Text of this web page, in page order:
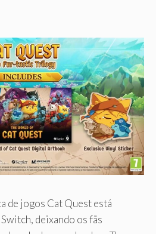
de jogos Cat Quest está
deixando os fãs